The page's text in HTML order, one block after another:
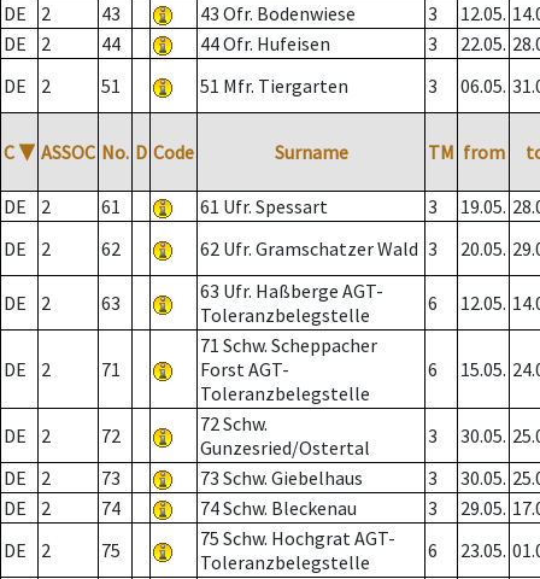
DE
2 43 43 Ofr. Bodenwiese 3 12.05.
DE
2 44 44 Ofr. Hufeisen 3 22.05.
DE
2 51 51 Mfr. Tiergarten 3 06.05.
C ▼ ASSOC No. D Code Surname TM from
DE 2 61 61 Ufr. Spessart 3 19.05.
DE
2 62 62 Ufr. Gramschatzer Wald 3 20.05.
DE 2 63
63 Ufr. Haßberge AGT-
Toleranzbelegstelle
6 12.05.
DE 2 71
71 Schw. Scheppacher
Forst AGT-
Toleranzbelegstelle
6 15.05.
DE 2 72
72 Schw.
Gunzesried/Ostertal
3 30.05.
DE
2 73 73 Schw. Giebelhaus 3 30.05.
DE
2 74 74 Schw. Bleckenau 3 29.05.
DE
2 75
75 Schw. Hochgrat AGT-
Toleranzbelegstelle
6 23.05.